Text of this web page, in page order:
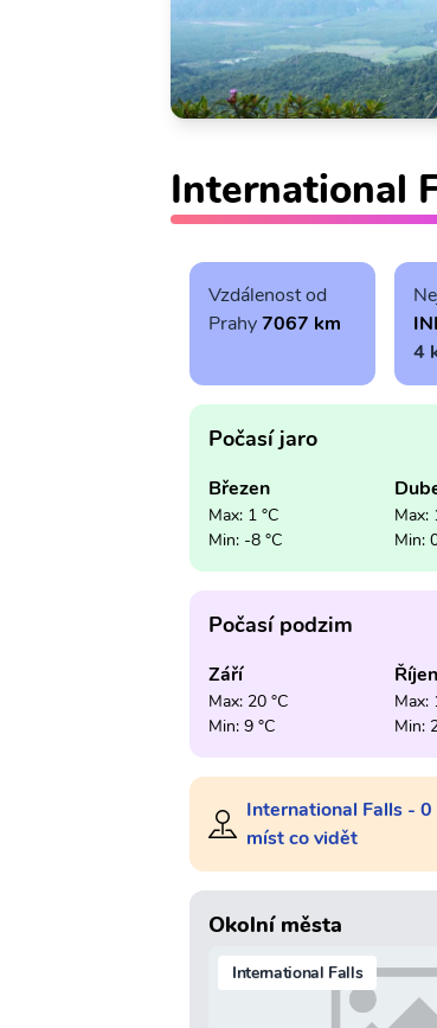
International
Vzdálenost od
Prahy7067 km
4
Počasí jaro
Březen
Max: 1 °C
Min: -8 °C
Max:
Min:
Počasí podzim
Září
Max: 20 °C
Min: 9 °C
Říjen
Max:
Min:
International Falls - 0
míst co vidět
Okolní města
International Falls